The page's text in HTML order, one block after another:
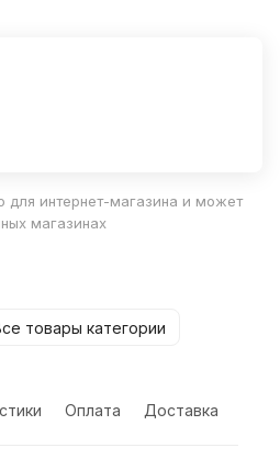
для интернет-магазина и может
магазинах
товары категории
Оплата Доставка